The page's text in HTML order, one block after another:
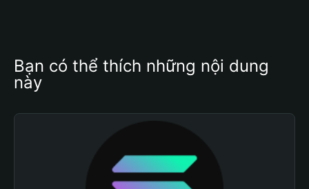
Bạn có thể thích những nội dung
này